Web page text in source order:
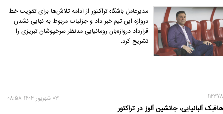
مدیرعامل باشگاه تراکتور از ادامه تلاش‌ها برای تقویت خط
دروازه این تیم خبر داد و جزئیات مربوط به نهایی نشدن
قرارداد دروازه‌بان رومانیایی مدنظر سرخپوشان تبریزی را
تشریح کرد.
112378
هافبک آلبانیایی، جانشین آلوز در تراکتور
03 شهريور 1404 08:58